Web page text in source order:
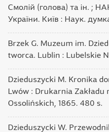
Смолій (голова) та ін. ; НАН
України. Київ : Наук.
Brzek G. Muzeum im.
tworca. Lublin : Lubelskie
Dzieduszycki M. Kronika
Lwów : Drukarnia Zakładu
Ossolińskich, 1865. 480 s.
Dzieduszycki W.